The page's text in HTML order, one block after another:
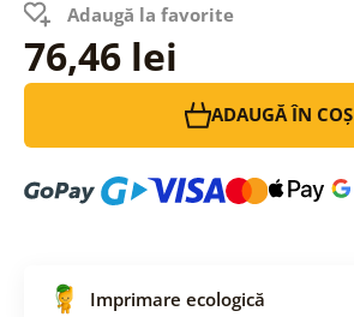
Adaugă la favorite
76,46 lei
ADAUGĂ ÎN COȘ
Imprimare ecologică